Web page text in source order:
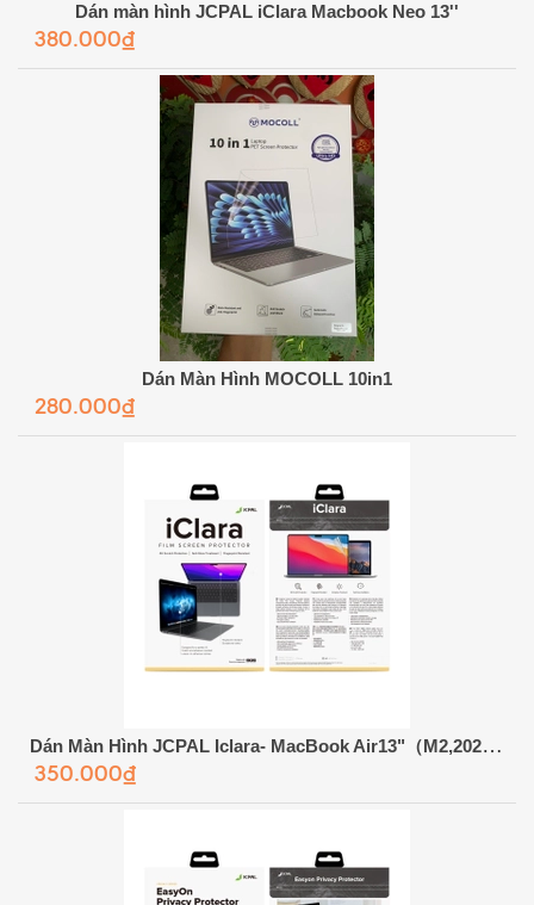
Dán màn hình JCPAL iClara Macbook Neo 13''
380.000₫
Dán Màn Hình MOCOLL 10in1
280.000₫
Dán Màn Hình JCPAL Iclara- MacBook Air13"（M2,2022）
350.000₫